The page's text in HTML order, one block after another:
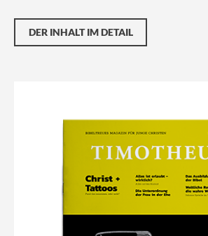
DER INHALT IM DETAIL